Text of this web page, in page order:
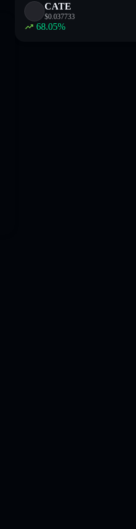
CATE
$0.037733
68.05%